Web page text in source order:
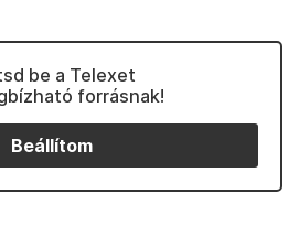
be a Telexet
forrásnak!
Beállítom